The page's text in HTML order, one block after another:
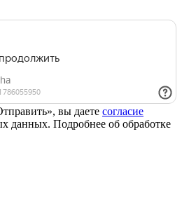
вы даете согласие
данных. Подробнее об обработке